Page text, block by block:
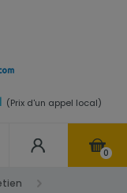
(Prix d'un appel local)
0